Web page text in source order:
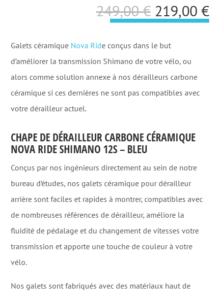
249,00€ Le
prix
initial
était :
249,00 €.
219,00 €
Galets céramique Nova Ride conçus dans le but
d’améliorer la transmission Shimano de votre vélo, ou
alors comme solution annexe à nos dérailleurs carbone
céramique si ces dernières ne sont pas compatibles avec
votre dérailleur actuel.
CHAPE DE DÉRAILLEUR CARBONE CÉRAMIQUE
NOVA RIDE SHIMANO 12S – BLEU
Conçus par nos ingénieurs directement au sein de notre
bureau d’études, nos galets céramique pour dérailleur
arrière sont faciles et rapides à montrer, compatibles avec
de nombreuses références de dérailleur, améliore la
fluidité de pédalage et du changement de vitesses votre
transmission et apporte une touche de couleur à votre
vélo.
Nos galets sont fabriqués avec des matériaux haut de